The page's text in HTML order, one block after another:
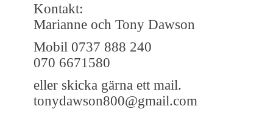
Kontakt:
Marianne och Tony Dawson
Mobil 0737 888 240
070 6671580
eller skicka gärna ett mail.
tonydawson800@gmail.com